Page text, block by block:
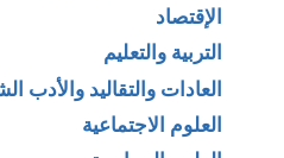
الإقتصاد
التربية والتعليم
العادات والتقاليد والأدب
العلوم الاجتماعية